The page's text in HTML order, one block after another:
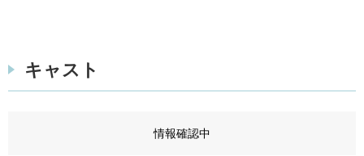
キャスト
情報確認中